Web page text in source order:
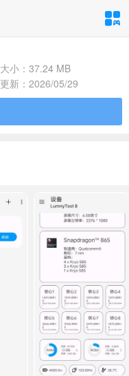
模拟经营
1百+款手游
大小：37.24 MB
更新：2026/05/29